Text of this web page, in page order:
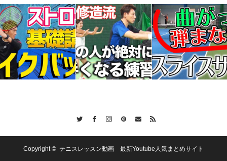
Copyright © テニスレッスン動画 最新Youtube人気まとめサイト